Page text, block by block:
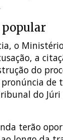
popular
o
a
do
de
do Júri
terão